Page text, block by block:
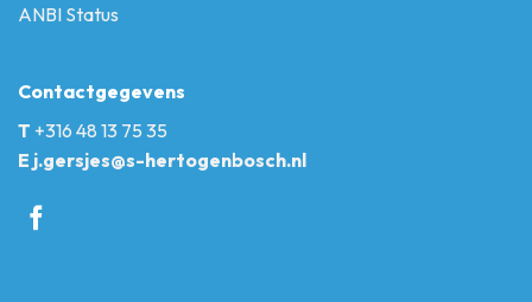
ANBI Status
Contactgegevens
T +316 48 13 75 35
E j.gersjes@s-hertogenbosch.nl